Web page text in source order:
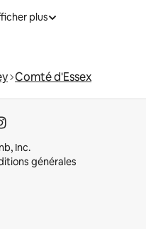
plus
Comté d'Essex
Inc.
générales